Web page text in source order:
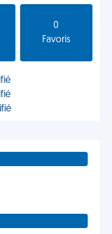
0
Favoris